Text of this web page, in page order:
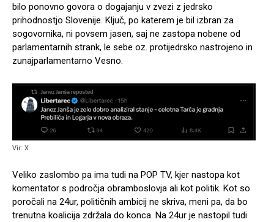
bilo ponovno govora o dogajanju v zvezi z jedrsko
prihodnostjo Slovenije. Ključ, po katerem je bil izbran za
sogovornika, ni povsem jasen, saj ne zastopa nobene od
parlamentarnih strank, le sebe oz. protijedrsko nastrojeno in
zunajparlamentarno Vesno.
Vir: X
Veliko zaslombo pa ima tudi na POP TV, kjer nastopa kot
komentator s področja obramboslovja ali kot politik. Kot so
poročali na 24ur, političnih ambicij ne skriva, meni pa, da bo
trenutna koalicija zdržala do konca. Na 24ur je nastopil tudi